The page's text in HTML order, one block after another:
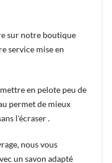
sur notre boutique
service mise en
en pelote peu de
permet de mieux
l'écraser .
nous vous
un savon adapté